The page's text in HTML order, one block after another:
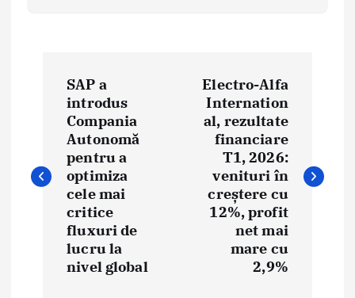
i
g
SAP a
introdus
Compania
Autonomă
pentru a
optimiza
cele mai
critice
fluxuri de
lucru la
nivel global
Electro-Alfa
Internation
al, rezultate
financiare
T1, 2026:
venituri în
creștere cu
12%, profit
net mai
mare cu
2,9%